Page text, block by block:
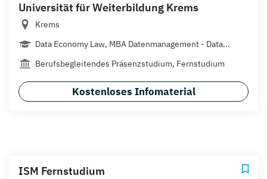
Universität für Weiterbildung Krems
Krems
Data Economy Law, MBA Datenmanagement - Data...
Berufsbegleitendes Präsenzstudium, Fernstudium
Kostenloses Infomaterial
ISM Fernstudium